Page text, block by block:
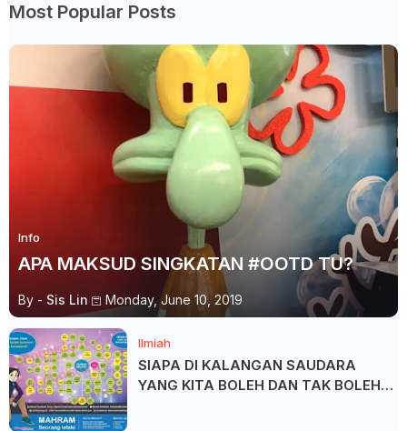
Most Popular Posts
Info
APA MAKSUD SINGKATAN #OOTD TU?
By - Sis Lin Monday, June 10, 2019
Ilmiah
SIAPA DI KALANGAN SAUDARA
YANG KITA BOLEH DAN TAK BOLEH